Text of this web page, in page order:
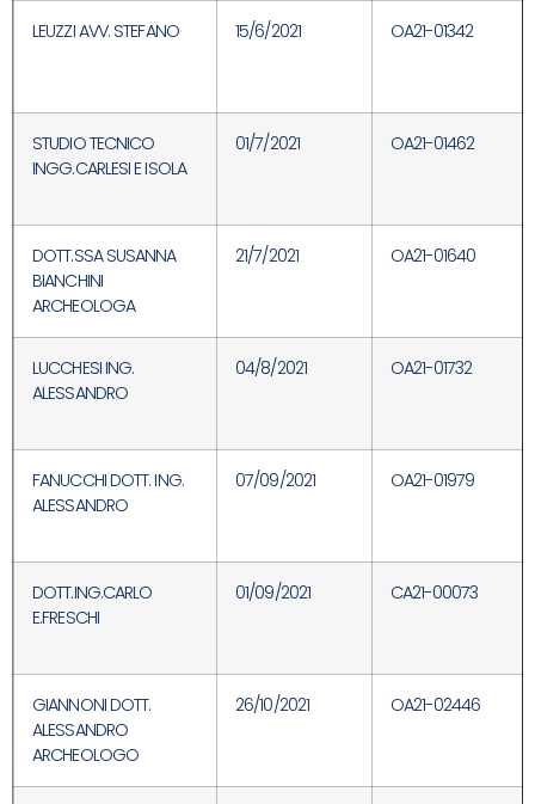
LEUZZI AVV. STEFANO 15/6/2021 OA21-01342
STUDIO TECNICO
INGG.CARLESI E ISOLA
01/7/2021 OA21-01462
DOTT.SSA SUSANNA
BIANCHINI
ARCHEOLOGA
21/7/2021 OA21-01640
LUCCHESI ING.
ALESSANDRO
04/8/2021 OA21-01732
FANUCCHI DOTT. ING.
ALESSANDRO
07/09/2021 OA21-01979
DOTT.ING.CARLO
E.FRESCHI
01/09/2021 CA21-00073
GIANNONI DOTT.
ALESSANDRO
ARCHEOLOGO
26/10/2021 OA21-02446